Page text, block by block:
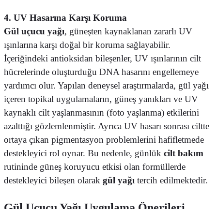
4. UV Hasarına Karşı Koruma
Gül uçucu yağı, güneşten kaynaklanan zararlı UV
ışınlarına karşı doğal bir koruma sağlayabilir.
İçeriğindeki antioksidan bileşenler, UV ışınlarının cilt
hücrelerinde oluşturduğu DNA hasarını engellemeye
yardımcı olur. Yapılan deneysel araştırmalarda, gül yağı
içeren topikal uygulamaların, güneş yanıkları ve UV
kaynaklı cilt yaşlanmasının (foto yaşlanma) etkilerini
azalttığı gözlemlenmiştir. Ayrıca UV hasarı sonrası ciltte
ortaya çıkan pigmentasyon problemlerini hafifletmede
destekleyici rol oynar. Bu nedenle, günlük cilt bakım
rutininde güneş koruyucu etkisi olan formüllerde
destekleyici bileşen olarak gül yağı tercih edilmektedir.